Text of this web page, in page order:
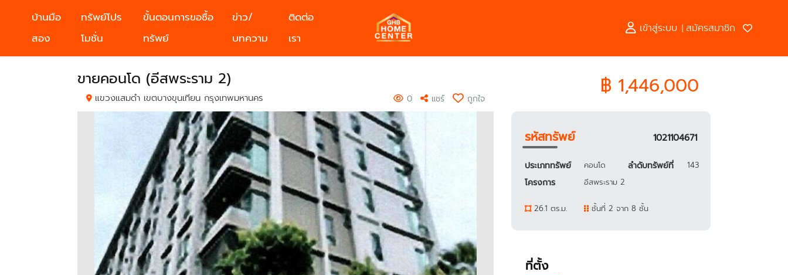
บ้านมือ
สอง
ทรัพย์โปร
โมชั่น
ขั้นตอนการขอซื้อ
ทรัพย์
ข่าว/
บทความ
ติดต่อ
เรา
เข้าสู่ระบบ | สมัครสมาชิก
ขายคอนโด (อีสพระราม 2)
แขวงแสมดำ เขตบางขุนเทียน กรุงเทพมหานคร 0 แชร์ ถูกใจ ฿ 1,446,000
รหัสทรัพย์ 1021104671
ประเภททรัพย์ คอนโด ลำดับทรัพย์ที่ 143
โครงการ อีสพระราม 2
26.1 ตร.ม. ชั้นที่ 2 จาก 8 ชั้น
ที่ตั้ง